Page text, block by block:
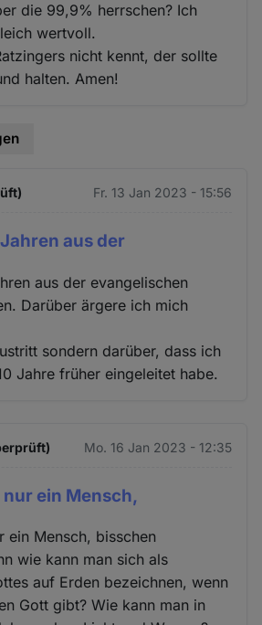
die 99,9% herrschen? Ich
wertvoll.
nicht kennt, der sollte
halten. Amen!
Fr. 13 Jan 2023 - 15:56
aus der
aus der evangelischen
Darüber ärgere ich mich
sondern darüber, dass ich
Jahre früher eingeleitet habe.
Mo. 16 Jan 2023 - 12:35
ein Mensch,
ein Mensch, bisschen
wie kann man sich als
auf Erden bezeichnen, wenn
Gott gibt? Wie kann man in